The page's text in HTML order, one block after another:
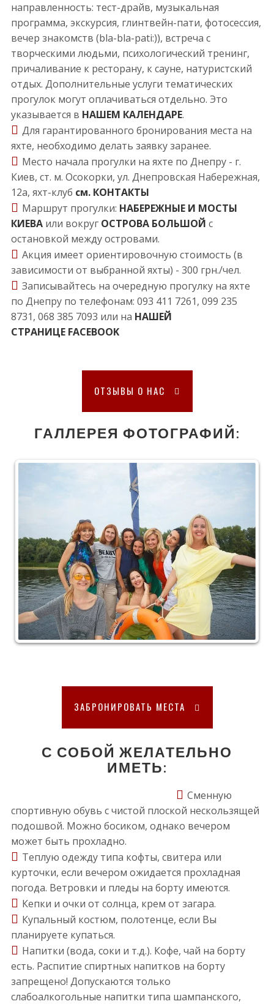
направленность: тест-драйв, музыкальная
программа, экскурсия, глинтвейн-пати, фотосессия,
вечер знакомств (bla-bla-pati:)), встреча с
творческими людьми, психологический тренинг,
причаливание к ресторану, к сауне, натуристский
отдых. Дополнительные услуги тематических
прогулок могут оплачиваться отдельно. Это
указывается в НАШЕМ КАЛЕНДАРЕ.
Для гарантированного бронирования места на
яхте, необходимо делать заявку заранее.
Место начала прогулки на яхте по Днепру - г.
Киев, ст. м. Осокорки, ул. Днепровская Набережная,
12а, яхт-клуб см. КОНТАКТЫ
Маршрут прогулки: НАБЕРЕЖНЫЕ И МОСТЫ
КИЕВАили вокруг ОСТРОВА БОЛЬШОЙ с
остановкой между островами.
Акция имеет ориентировочную стоимость (в
зависимости от выбранной яхты) - 300 грн./чел.
Записывайтесь на очередную прогулку на яхте
по Днепру по телефонам: 093 411 7261, 099 235
8731, 068 385 7093 или на НАШЕЙ
СТРАНИЦЕ FACEBOOK
ОТЗЫВЫ О НАС
ГАЛЛЕРЕЯ ФОТОГРАФИЙ:
ЗАБРОНИРОВАТЬ МЕСТА
С СОБОЙ ЖЕЛАТЕЛЬНО
ИМЕТЬ:
Сменную
спортивную обувь с чистой плоской нескользящей
подошвой. Можно босиком, однако вечером
может быть прохладно.
Теплую одежду типа кофты, свитера или
курточки, если вечером ожидается прохладная
погода. Ветровки и пледы на борту имеются.
Кепки и очки от солнца, крем от загара.
Купальный костюм, полотенце, если Вы
планируете купаться.
Напитки (вода, соки и т.д.). Кофе, чай на борту
есть. Распитие спиртных напитков на борту
запрещено! Допускаются только
слабоалкогольные напитки типа шампанского,